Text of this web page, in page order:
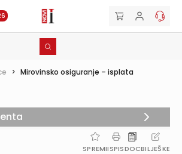
> Mirovinsko osiguranje – isplata
SPREMIISPISDOCBILJEŠKE